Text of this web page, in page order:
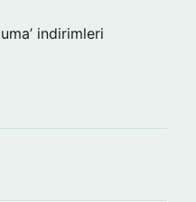
indirimleri